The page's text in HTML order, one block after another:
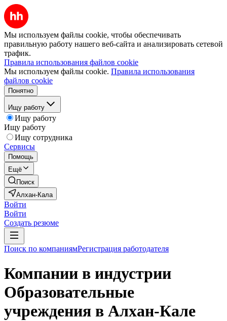
Мы используем файлы cookie, чтобы обеспечивать
правильную работу нашего веб-сайта и анализировать сетевой
трафик.
Правила использования файлов cookie
Мы используем файлы cookie. Правила использования
файлов cookie
Понятно
Ищу работу
Ищу работу
Ищу работу
Ищу сотрудника
Сервисы
Помощь
Ещё
Поиск
Алхан-Кала
Войти
Войти
Создать резюме
Поиск по компаниямРегистрация работодателя
Компании в индустрии
Образовательные
учреждения в Алхан-Кале